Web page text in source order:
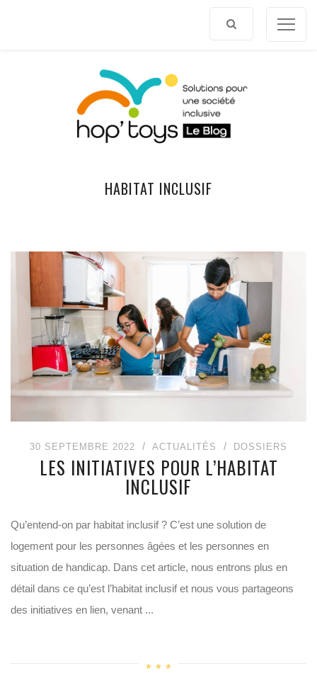
HABITAT INCLUSIF
30 SEPTEMBRE 2022 ACTUALITÉS DOSSIERS
LES INITIATIVES POUR L’HABITAT
INCLUSIF
Qu’entend-on par habitat inclusif ? C’est une solution de
logement pour les personnes âgées et les personnes en
situation de handicap. Dans cet article, nous entrons plus en
détail dans ce qu’est l’habitat inclusif et nous vous partageons
des initiatives en lien, venant ...